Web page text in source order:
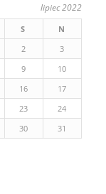
lipiec 2022
S
N
2
3
9
10
16
17
23
24
30 31